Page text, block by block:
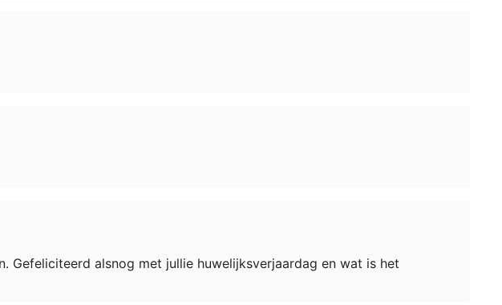
Gefeliciteerd alsnog met jullie huwelijksverjaardag en wat is het